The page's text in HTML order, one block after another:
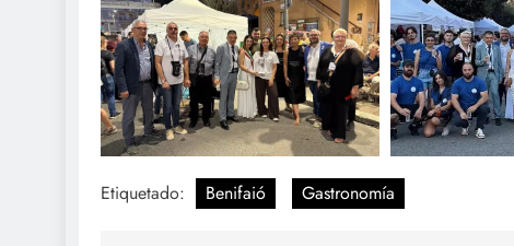
Etiquetado: Benifaió Gastronomía